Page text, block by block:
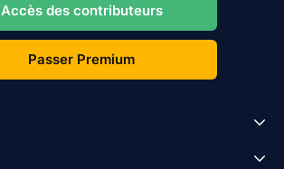
Accès des contributeurs
Passer Premium